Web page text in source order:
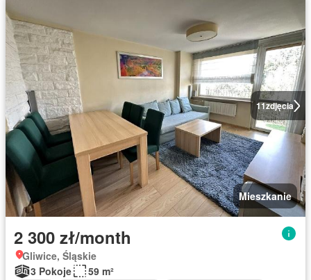
11zdjęcia
Mieszkanie
2 300 zł/month
Gliwice, Śląskie
3 Pokoje
59 m²